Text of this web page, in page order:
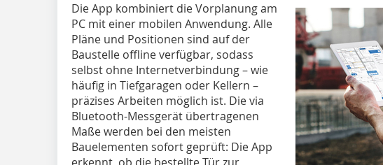
Die App kombiniert die Vorplanung am
PC mit einer mobilen Anwendung. Alle
Pläne und Positionen sind auf der
Baustelle offline verfügbar, sodass
selbst ohne Internetverbindung – wie
häufig in Tiefgaragen oder Kellern –
präzises Arbeiten möglich ist. Die via
Bluetooth-Messgerät übertragenen
Maße werden bei den meisten
Bauelementen sofort geprüft: Die App